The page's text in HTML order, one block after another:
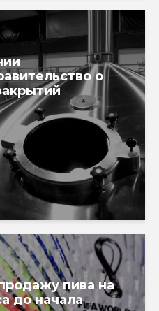
о
пива на
до начала